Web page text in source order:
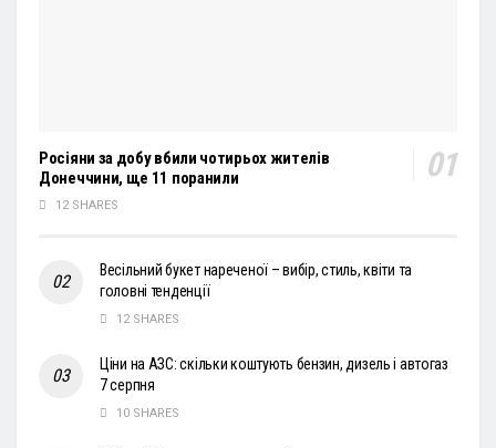
Росіяни за добу вбили чотирьох жителів
Донеччини, ще 11 поранили
12 SHARES
Весільний букет нареченої – вибір, стиль, квіти та
головні тенденції
12 SHARES
Ціни на АЗС: скільки коштують бензин, дизель і автогаз
7 серпня
10 SHARES